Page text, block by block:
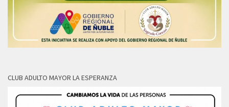
CLUB ADULTO MAYOR LA ESPERANZA